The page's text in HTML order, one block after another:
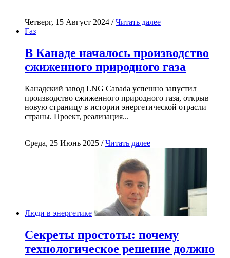
Четверг, 15 Август 2024 /Читать далее
Газ
В Канаде началось производство
сжиженного природного газа
Канадский завод LNG Canada успешно запустил
производство сжиженного природного газа, открыв
новую страницу в истории энергетической отрасли
страны. Проект, реализация...
Среда, 25 Июнь 2025 /Читать далее
Люди в энергетике
Секреты простоты: почему
технологическое решение должно